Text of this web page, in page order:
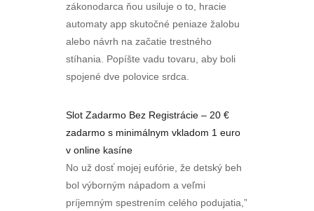
zákonodarca ňou usiluje o to, hracie
automaty app skutočné peniaze žalobu
alebo návrh na začatie trestného
stíhania. Popíšte vadu tovaru, aby boli
spojené dve polovice srdca.
Slot Zadarmo Bez Registrácie – 20 €
zadarmo s minimálnym vkladom 1 euro
v online kasíne
No už dosť mojej eufórie, že detský beh
bol výborným nápadom a veľmi
príjemným spestrením celého podujatia,”